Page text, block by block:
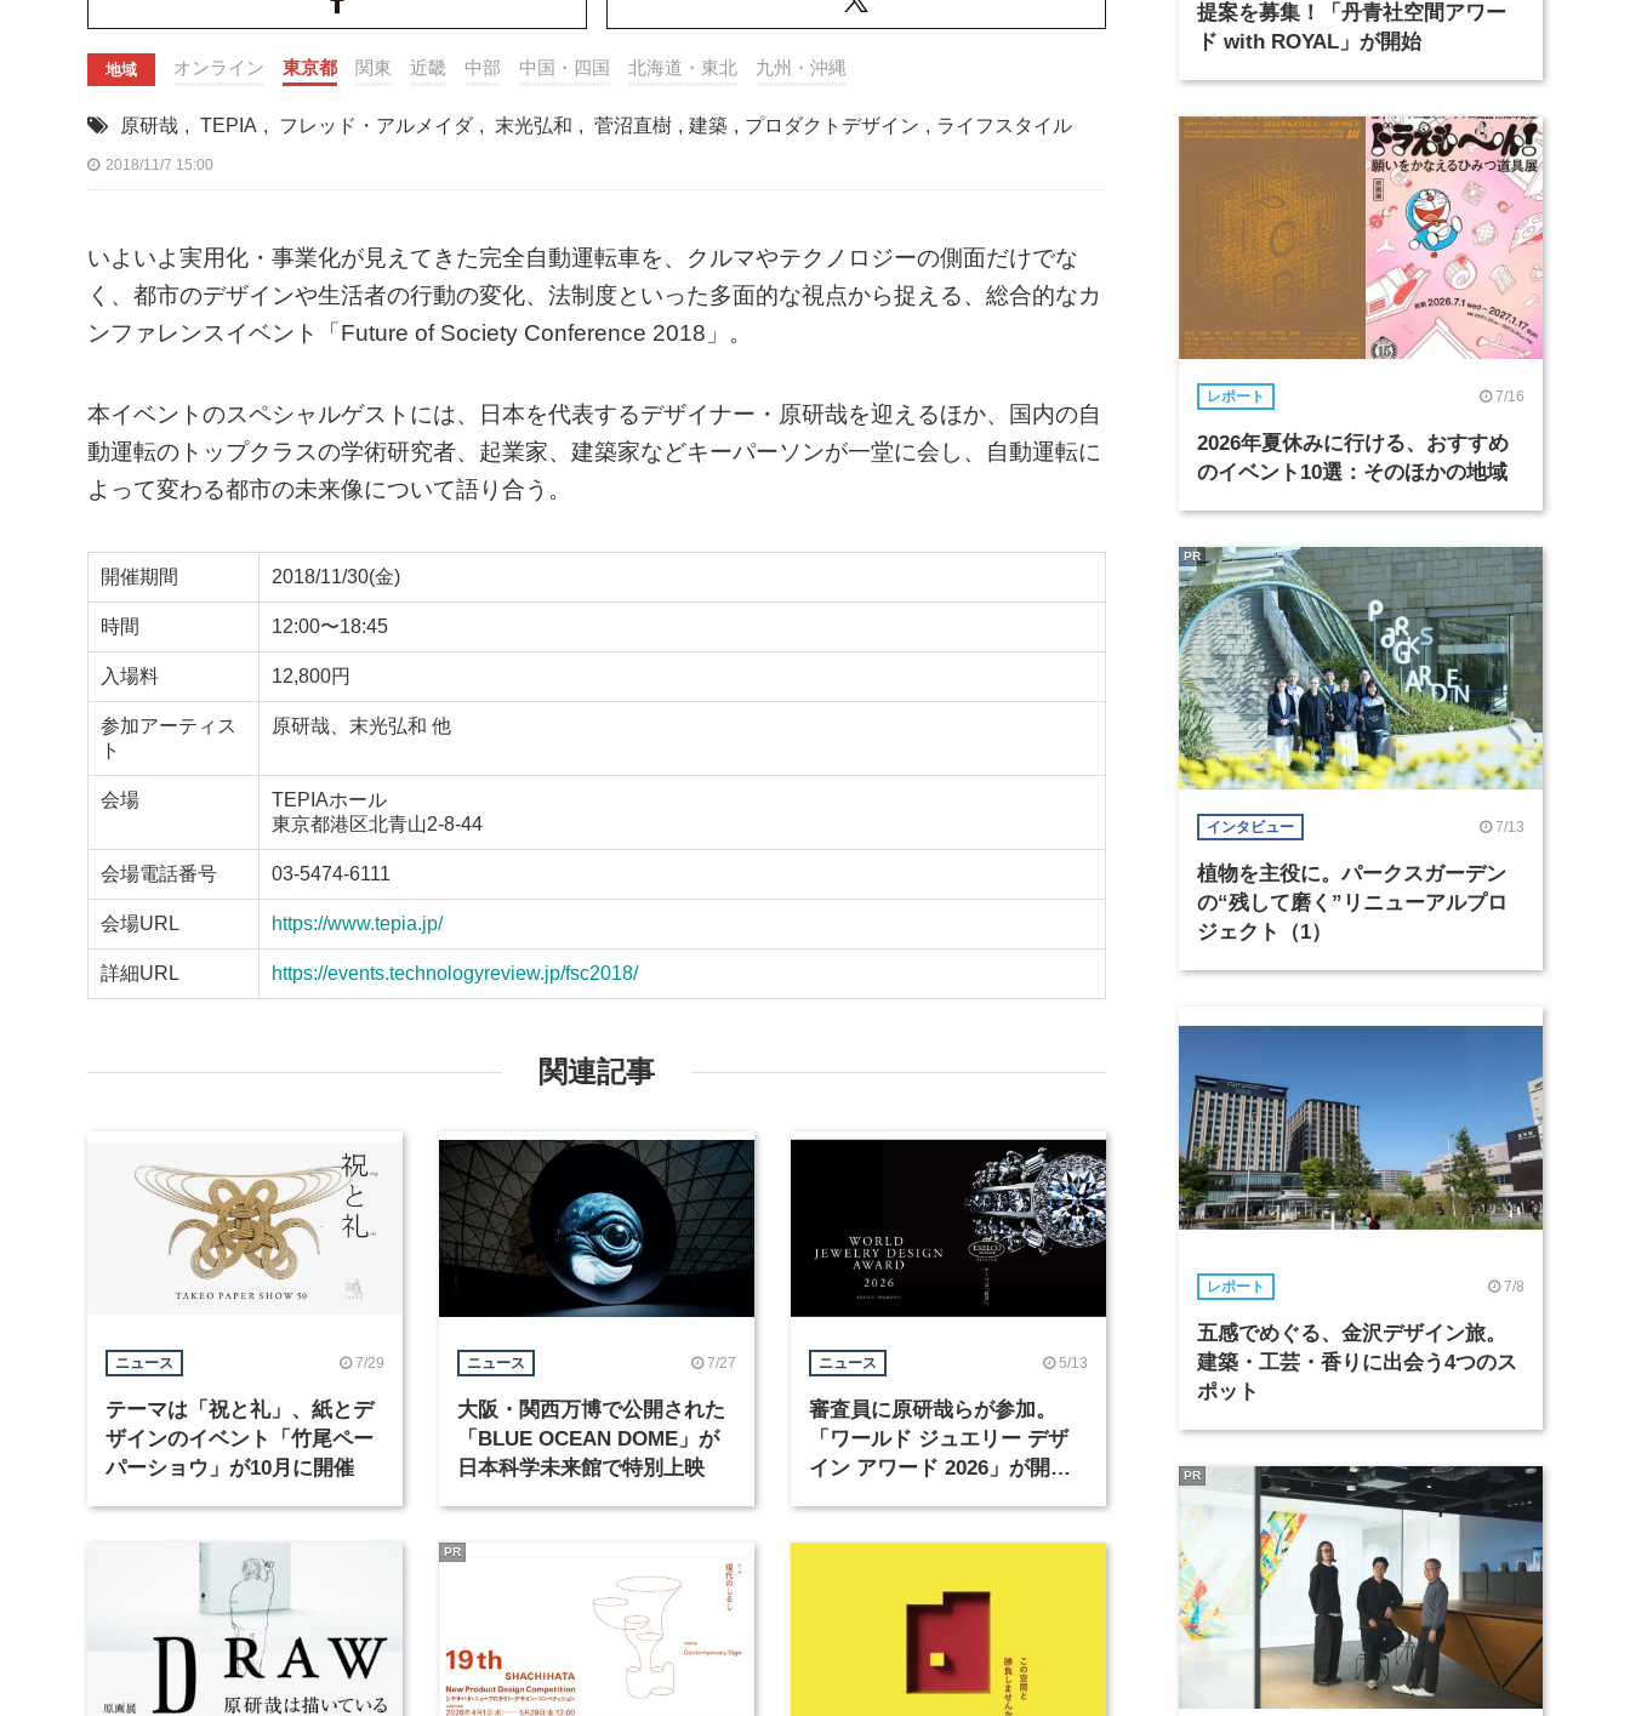
地域 オンライン 東京都 関東 近畿 中部 中国・四国 北海道・東北 九州・沖縄
原研哉 , TEPIA , フレッド・アルメイダ , 末光弘和 , 菅沼直樹 , 建築 , プロダクトデザイン , ライフスタイル
2018/11/7 15:00
いよいよ実用化・事業化が見えてきた完全自動運転車を、クルマやテクノロジーの側面だけでな
く、都市のデザインや生活者の行動の変化、法制度といった多面的な視点から捉える、総合的なカ
ンファレンスイベント「Future of Society Conference 2018」。
本イベントのスペシャルゲストには、日本を代表するデザイナー・原研哉を迎えるほか、国内の自
動運転のトップクラスの学術研究者、起業家、建築家などキーパーソンが一堂に会し、自動運転に
よって変わる都市の未来像について語り合う。
開催期間 2018/11/30(金)
時間 12:00〜18:45
入場料 12,800円
参加アーティス
ト
原研哉、末光弘和 他
会場
TEPIAホール
東京都港区北青山2-8-44
会場電話番号 03-5474-6111
会場URL https://www.tepia.jp/
詳細URL https://events.technologyreview.jp/fsc2018/
関連記事
ニュース 7/29
テーマは「祝と礼」、紙とデ
ザインのイベント「竹尾ペー
パーショウ」が10月に開催
ニュース 7/27
大阪・関西万博で公開された
「BLUE OCEAN DOME」が
日本科学未来館で特別上映
ニュース 5/13
審査員に原研哉らが参加。
「ワールド ジュエリー デザ
イン アワード 2026」が開催
PR
提案を募集！「丹青社空間アワー
ド with ROYAL」が開始
レポート 7/16
2026年夏休みに行ける、おすすめ
のイベント10選：そのほかの地域
インタビュー 7/13
植物を主役に。パークスガーデン
の“残して磨く”リニューアルプロ
ジェクト（1）
PR
レポート 7/8
五感でめぐる、金沢デザイン旅。
建築・工芸・香りに出会う4つのス
ポット
PR